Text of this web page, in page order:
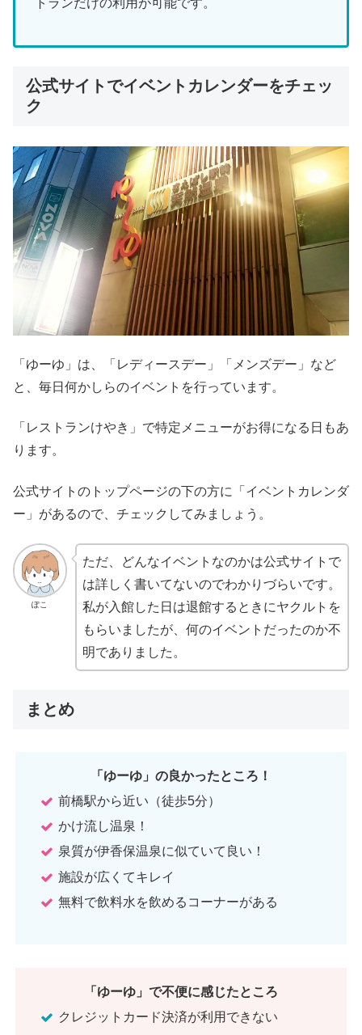
公式サイトでイベントカレンダーをチェッ
ク
「ゆーゆ」は、「レディースデー」「メンズデー」など
と、毎日何かしらのイベントを行っています。
「レストランけやき」で特定メニューがお得になる日もあ
ります。
公式サイトのトップページの下の方に「イベントカレンダ
ー」があるので、チェックしてみましょう。
ぽこ
ただ、どんなイベントなのかは公式サイトで
は詳しく書いてないのでわかりづらいです。
私が入館した日は退館するときにヤクルトを
もらいましたが、何のイベントだったのか不
明でありました。
まとめ
「ゆーゆ」の良かったところ！
前橋駅から近い（徒歩5分）
かけ流し温泉！
泉質が伊香保温泉に似ていて良い！
施設が広くてキレイ
無料で飲料水を飲めるコーナーがある
「ゆーゆ」で不便に感じたところ
クレジットカード決済が利用できない